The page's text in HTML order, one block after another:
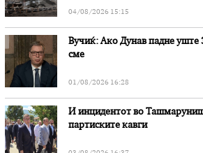
04/08/2026 15:15
Вучиќ: Ако Дунав падне уште
сме
01/08/2026 16:28
И инцидентот во
партиските кавги